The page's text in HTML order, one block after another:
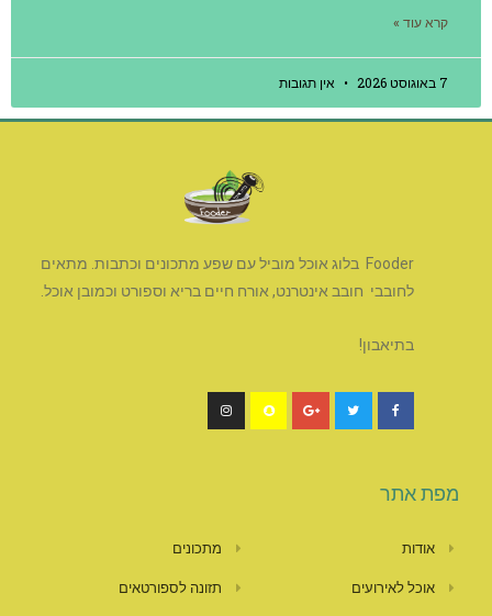
קרא עוד »
7 באוגוסט 2026 אין תגובות
Fooder בלוג אוכל מוביל עם שפע מתכונים וכתבות. מתאים
לחובבי חובב אינטרנט, אורח חיים בריא וספורט וכמובן אוכל.
בתיאבון!
מפת אתר
אודות
אוכל לאירועים
מתכונים
תזונה לספורטאים